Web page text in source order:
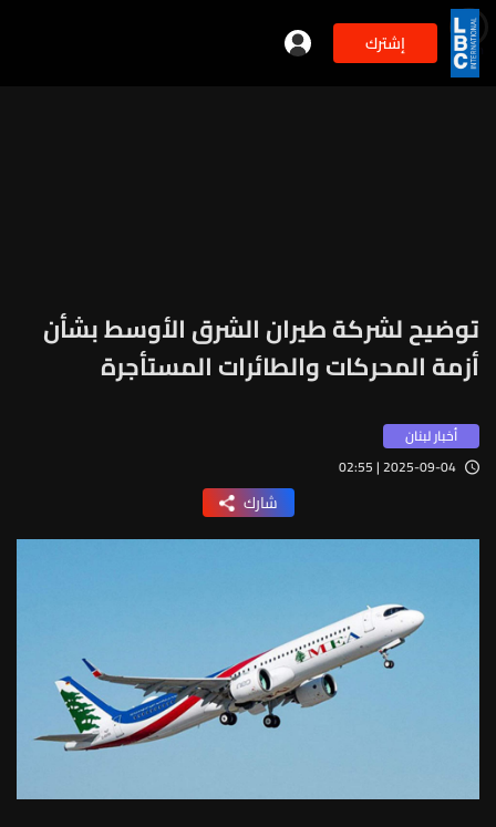
إشترك 3min
توضيح لشركة طيران الشرق الأوسط بشأن
أزمة المحركات والطائرات المستأجرة
أخبار لبنان
2025-09-04 | 02:55
شارك